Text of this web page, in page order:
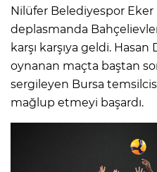
Nilüfer Belediyespor Eker
deplasmanda
karşı karşıya geldi.
oynanan maçta baştan
sergileyen Bursa
mağlup etmeyi başardı.